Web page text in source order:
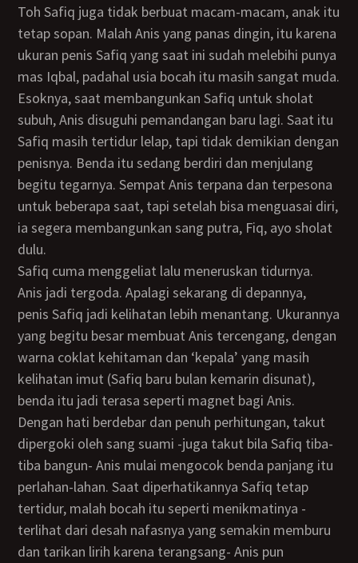
Toh Safiq juga tidak berbuat macam-macam, anak itu
tetap sopan. Malah Anis yang panas dingin, itu karena
ukuran penis Safiq yang saat ini sudah melebihi punya
mas Iqbal, padahal usia bocah itu masih sangat muda.
Esoknya, saat membangunkan Safiq untuk sholat
subuh, Anis disuguhi pemandangan baru lagi. Saat itu
Safiq masih tertidur lelap, tapi tidak demikian dengan
penisnya. Benda itu sedang berdiri dan menjulang
begitu tegarnya. Sempat Anis terpana dan terpesona
untuk beberapa saat, tapi setelah bisa menguasai diri,
ia segera membangunkan sang putra, Fiq, ayo sholat
dulu.
Safiq cuma menggeliat lalu meneruskan tidurnya.
Anis jadi tergoda. Apalagi sekarang di depannya,
penis Safiq jadi kelihatan lebih menantang. Ukurannya
yang begitu besar membuat Anis tercengang, dengan
warna coklat kehitaman dan ‘kepala’ yang masih
kelihatan imut (Safiq baru bulan kemarin disunat),
benda itu jadi terasa seperti magnet bagi Anis.
Dengan hati berdebar dan penuh perhitungan, takut
dipergoki oleh sang suami -juga takut bila Safiq tiba-
tiba bangun- Anis mulai mengocok benda panjang itu
perlahan-lahan. Saat diperhatikannya Safiq tetap
tertidur, malah bocah itu seperti menikmatinya -
terlihat dari desah nafasnya yang semakin memburu
dan tarikan lirih karena terangsang- Anis pun